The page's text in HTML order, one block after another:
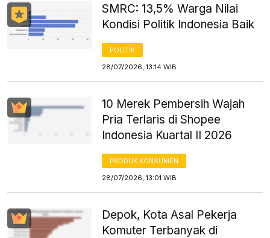
SMRC: 13,5% Warga Nilai
Kondisi Politik Indonesia Baik
POLITIK
28/07/2026, 13:14 WIB
10 Merek Pembersih Wajah
Pria Terlaris di Shopee
Indonesia Kuartal II 2026
PRODUK KONSUMEN
28/07/2026, 13:01 WIB
Depok, Kota Asal Pekerja
Komuter Terbanyak di